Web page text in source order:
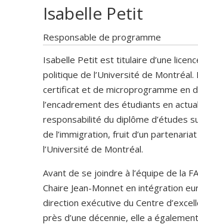
Isabelle Petit
Responsable de programme
Isabelle Petit est titulaire d’une
politique de l’Université de
certificat et de microprogramme en
l’encadrement des étudiants en
responsabilité du diplôme d’études
de l’immigration, fruit d’un
l’Université de Montréal.
Avant de se joindre à l’équipe de la
Chaire Jean-Monnet en intégration
direction exécutive du Centre
près d’une décennie, elle a